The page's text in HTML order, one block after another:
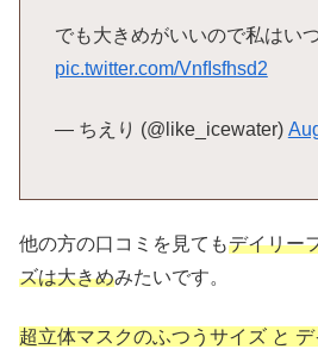
でも大きめがいいので私はい
pic.twitter.com/VnfIsfhsd2
— ちえり (@like_icewater)
他の方の口コミを見てもデイリー
ズは大きめみたいです。
超立体マスクのふつうサイズ と